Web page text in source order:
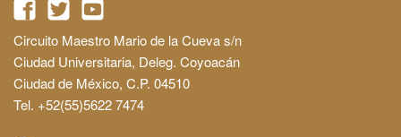
Circuito Maestro Mario de la Cueva s/n
Ciudad Universitaria, Deleg. Coyoacán
Ciudad de México, C.P. 04510
Tel. +52(55)5622 7474